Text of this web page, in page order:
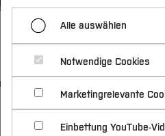
Studium
Studienangebote
Bachelorstudiengänge
Masterstudiengänge
Vor dem Studium
Bewerben &
Bewerbungsportal
Im Studium
Studienbüros und
Nach dem Studium
Forschung &
Profil
Forschungs- und
Schwerpunkte (FuT)
Beratung &
Nachhaltigkeit
Nachhaltigkeit
International
Maschinenbau
Science)
Startseite
Studium
Masterstudiengänge
Alle auswählen
Notwendige Cookies
Marketingrelevante
Einbettung YouTube-